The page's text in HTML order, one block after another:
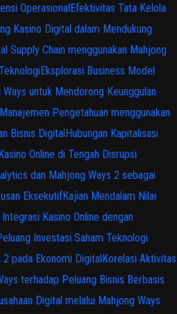
OperasionalEfektivitas Tata Kelola
Kasino Digital dalam Mendukung
Supply Chain menggunakan Mahjong
Eksplorasi Business Model
untuk Mendorong Keunggulan
Pengetahuan menggunakan
Bisnis DigitalHubungan Kapitalisasi
Online di Tengah Disrupsi
dan Mahjong Ways 2 sebagai
EksekutifKajian Mendalam Nilai
Kasino Online dengan
Investasi Saham Teknologi
pada Ekonomi DigitalKorelasi Aktivitas
terhadap Peluang Bisnis Berbasis
Digital melalui Mahjong Ways